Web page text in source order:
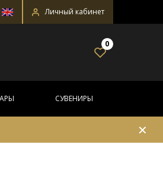
Личный кабинет
0
СУВЕНИРЫ
✕